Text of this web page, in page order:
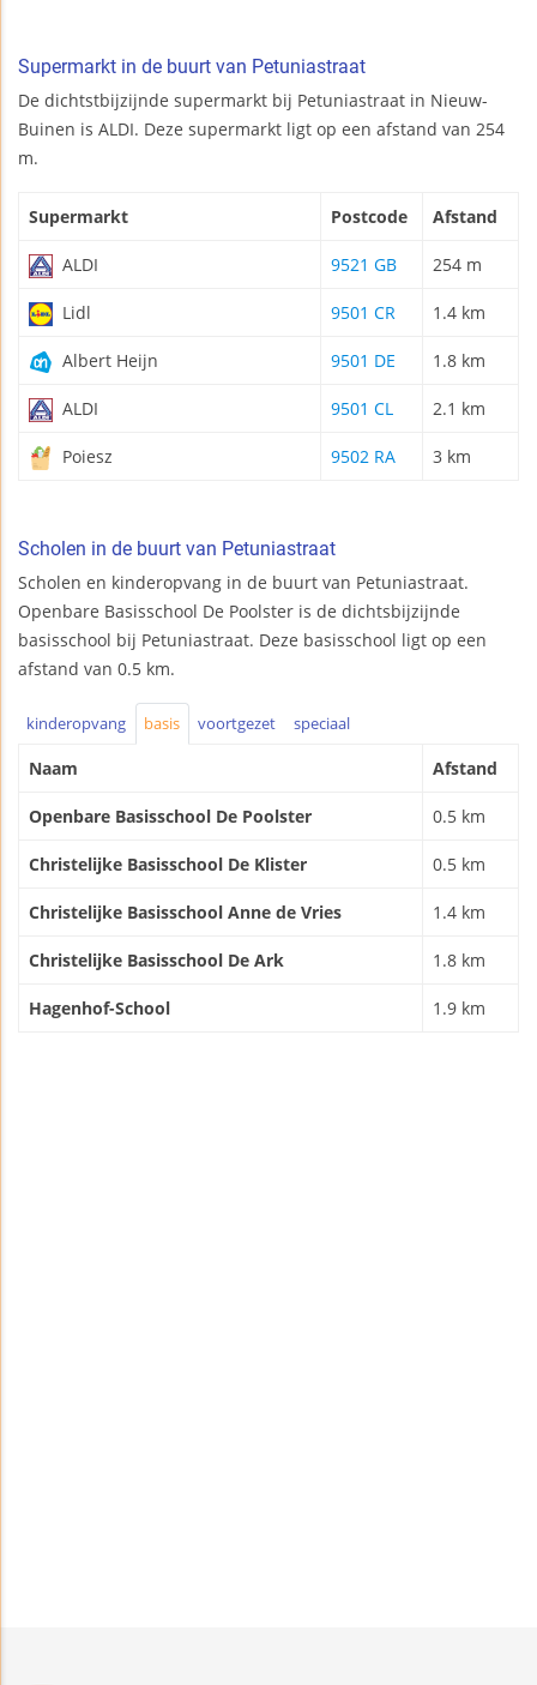
Supermarkt in de buurt van Petuniastraat
De dichtstbijzijnde supermarkt bij Petuniastraat in Nieuw-
Buinen is ALDI. Deze supermarkt ligt op een afstand van 254
m.
Supermarkt Postcode Afstand
ALDI 9521 GB 254 m
Lidl 9501 CR 1.4 km
Albert Heijn 9501 DE 1.8 km
ALDI 9501 CL 2.1 km
Poiesz 9502 RA 3 km
Scholen in de buurt van Petuniastraat
Scholen en kinderopvang in de buurt van Petuniastraat.
Openbare Basisschool De Poolster is de dichtsbijzijnde
basisschool bij Petuniastraat. Deze basisschool ligt op een
afstand van 0.5 km.
kinderopvang basis voortgezet speciaal
Naam Afstand
Openbare Basisschool De Poolster 0.5 km
Christelijke Basisschool De Klister 0.5 km
Christelijke Basisschool Anne de Vries 1.4 km
Christelijke Basisschool De Ark 1.8 km
Hagenhof-School 1.9 km